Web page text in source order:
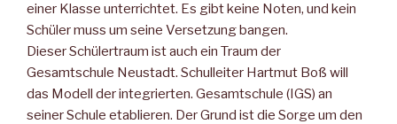
einer Klasse unterrichtet. Es gibt keine Noten, und kein
Schüler muss um seine Versetzung bangen.
Dieser Schülertraum ist auch ein Traum der
Gesamtschule Neustadt. Schulleiter Hartmut Boß will
das Modell der integrierten. Gesamtschule (IGS) an
seiner Schule etablieren. Der Grund ist die Sorge um den